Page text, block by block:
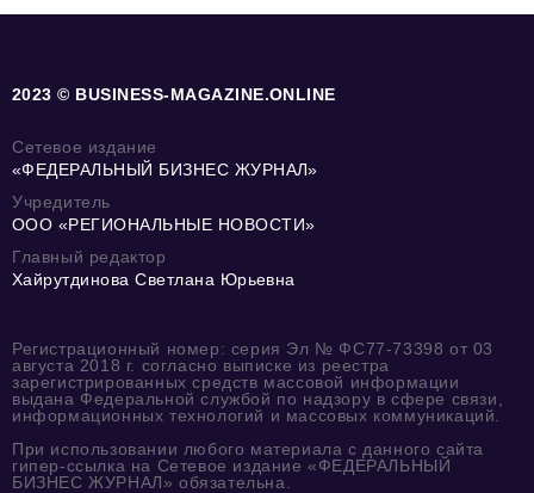
2023 © BUSINESS-MAGAZINE.ONLINE
Сетевое издание
«ФЕДЕРАЛЬНЫЙ БИЗНЕС ЖУРНАЛ»
Учредитель
ООО «РЕГИОНАЛЬНЫЕ НОВОСТИ»
Главный редактор
Хайрутдинова Светлана Юрьевна
Регистрационный номер: серия Эл № ФС77-73398 от 03
августа 2018 г. согласно выписке из реестра
зарегистрированных средств массовой информации
выдана Федеральной службой по надзору в сфере связи,
информационных технологий и массовых коммуникаций.
При использовании любого материала с данного сайта
гипер-ссылка на Сетевое издание «ФЕДЕРАЛЬНЫЙ
БИЗНЕС ЖУРНАЛ» обязательна.